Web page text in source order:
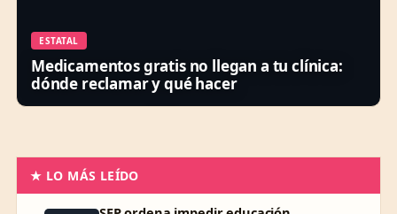
ESTATAL
Medicamentos gratis no llegan a tu clínica:
dónde reclamar y qué hacer
★ LO MÁS LEÍDO